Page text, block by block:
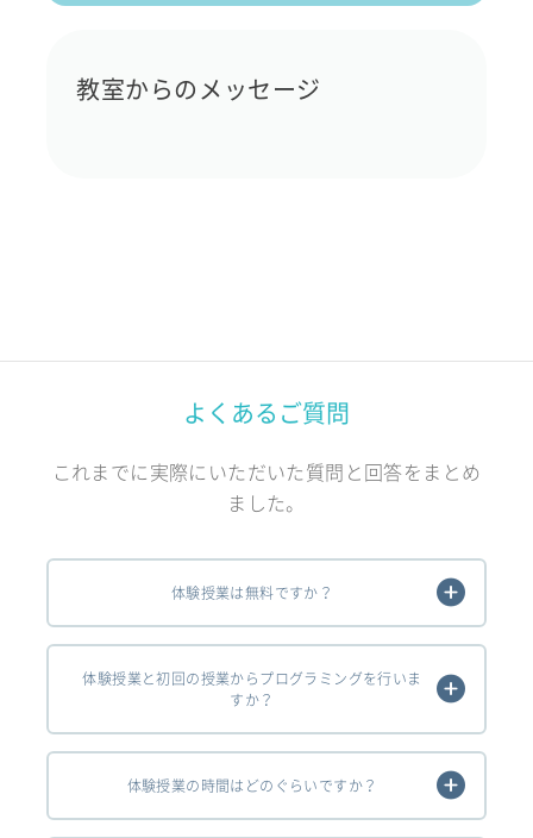
教室からのメッセージ
よくあるご質問
これまでに実際にいただいた質問と回答をまとめ
ました。
体験授業は無料ですか？
体験授業と初回の授業からプログラミングを行いま
すか？
体験授業の時間はどのぐらいですか？